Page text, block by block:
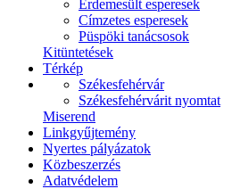
Érdemesült esperesek
Címzetes esperesek
Püspöki tanácsosok
Kitüntetések
Térkép
Székesfehérvár
Székesfehérvárit nyomtat
Miserend
Linkgyűjtemény
Nyertes pályázatok
Közbeszerzés
Adatvédelem